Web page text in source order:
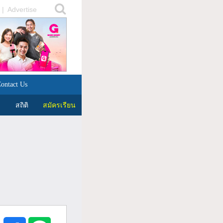
| Advertise
Us
สถิติ สมัครเรียน